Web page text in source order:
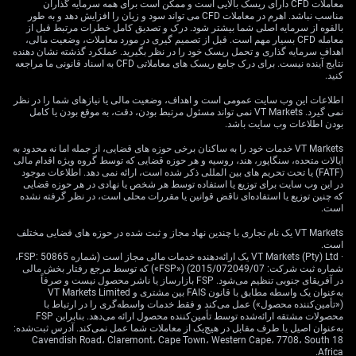
نرخ سیاستی بانک مرکزی ژاپن در آخرین نشست در سطح
نسبتاً پایین ۰.۵۰٪ قرار دارد، در حالی که نرخ فدرال رزرو
آمریکا در ۴.۲۵٪ تثبیت شده است. این فاصله همچنان
معاملات کری‌ترید را تشویق می‌کند که در آن ین فروخته
می‌شود، اما ریسک یک چرخش ناگهانی اکنون به‌طور استثنایی
بالا است.
افزون بر این، ادبیات نسبتاً انقباضی اخیر «اوئدا» رئیس بانک
مرکزی ژاپن با تصویر تورمی داخلی هم‌راستا است که می‌تواند
تقویت ارز را توجیه کند. آخرین رقم CPI هسته ژاپن برای
آوریل ۲۰۲۶ برابر ۲.۸٪ اعلام شد؛ رقمی که نشان‌دهنده بیش
از دو سال کامل تورم بالاتر از هدف ۲٪ بانک است. به باور ما،
این تداوم تورم به بانک مرکزی ژاپن یک دلیل داخلی محکم
می‌دهد تا از ین قوی‌تر حمایت کند؛ چه از مسیر سیاست‌گذاری
و چه از طریق مداخله مستقیم.
نوسان بازار و پیامدهای
موقعیت‌گیری
معاملات CFD دارای ریسک بالایی است و ممکن است برای همه سرمایه گذاران
مناسب نباشد. اهرم در معاملات CFD می تواند سود و زیان را افزایش دهد و به طور
بالقوه از سرمایه اصلی شما بیشتر شود. درک و تصدیق کامل خطرات مرتبط قبل از
معامله CFD بسیار مهم است. قبل از تصمیم گیری در مورد معاملات، وضعیت مالی،
اهداف سرمایه گذاری و تحمل ریسک خود را در نظر بگیرید. عملکرد گذشته نشان دهنده
نتایج آینده نیست. برای درک جامع ریسک های معاملاتی CFD به اسناد قانونی ما مراجعه
کنید.
اطلاعات این وب سایت عمومی است و اهداف، وضعیت مالی یا نیازهای شما را در نظر
نمی گیرد. VT Markets نمی تواند مسئول مرتبط بودن، دقت، به موقع بودن یا کامل
بودن اطلاعات وب سایت باشد.
VT Markets خدمات خود را به ساکنان برخی حوزه های قضایی، از جمله اما نه محدود به
ایالات متحده، سنگاپور، هند، روسیه و هر حوزه قضایی که توسط گروه ویژه اقدام مالی
(FATF) یا تحت تحریم های بین المللی ذکر شده است، ارائه نمی دهد. اطلاعات موجود
در این وب سایت برای توزیع یا استفاده توسط هر شخص یا نهادی در هر حوزه قضایی
که چنین توزیع یا استفاده‌ای ناقض قوانین یا مقررات محلی است، در نظر گرفته نشده
است.
VT Markets یک نام تجاری با چندین نهاد مجاز و ثبت شده در حوزه های قضایی مختلف
است.
· VT Markets (Pty) Ltd یک ارائه‌دهنده خدمات مالی مجاز است (شماره FSP: 50865،
شماره ثبت شرکت: 2015/072049/07) («FSP») که توسط مرجع رفتار بخش مالی
در آفریقای جنوبی تنظیم می‌شود. FSP بازارساز یا ناشر محصول نیست و صرفاً
به‌عنوان یک واسطه مطابق با قانون FAIS بین مشتری و VT Markets Limited
(«تأمین‌کننده محصول») عمل می‌کند و فقط خدمات واسطه‌گری را در ارتباط با
محصولات مشتقه ارائه‌شده توسط تأمین‌کننده محصول ارائه می‌دهد. بنابراین FSP
به‌عنوان اصیل یا طرف مقابل در هیچ‌یک از معاملات شما عمل نمی‌کند. آدرس ثبت‌شده:
18 Cavendish Road، Claremont، Cape Town، Western Cape، 7708، South
Africa.